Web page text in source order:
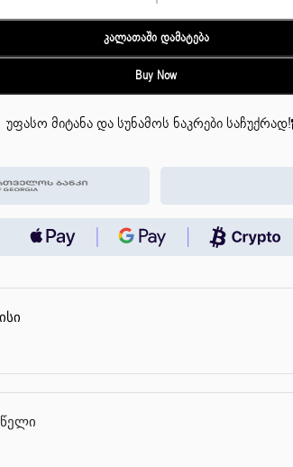
Კალათაში Დამატება
Buy Now
უფასო მიტანა და სუნამოს ნაკრები საჩუქრად!